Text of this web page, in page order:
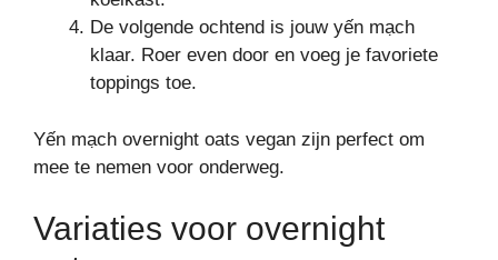
De volgende ochtend is jouw yến mạch
klaar. Roer even door en voeg je favoriete
toppings toe.
Yến mạch overnight oats vegan zijn perfect om
mee te nemen voor onderweg.
Variaties voor overnight